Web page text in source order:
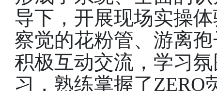
导下，开展现场实操
察觉的花粉管、游离
积极互动交流，学习
习，熟练掌握了ZERO